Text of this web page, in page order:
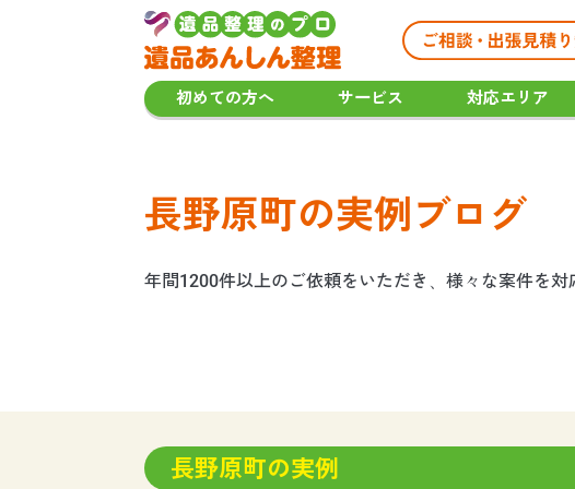
初めての方へ サービス 対応エリア
長野原町の実例ブログ
年間1200件以上のご依頼をいただき、様々な案件を
長野原町の実例